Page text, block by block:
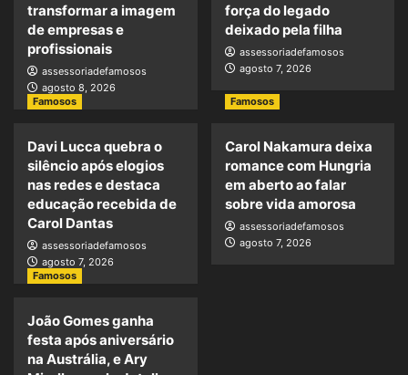
transformar a imagem
de empresas e
profissionais
assessoriadefamosos
agosto 8, 2026
força do legado
deixado pela filha
assessoriadefamosos
agosto 7, 2026
Famosos
Davi Lucca quebra o
silêncio após elogios
nas redes e destaca
educação recebida de
Carol Dantas
assessoriadefamosos
agosto 7, 2026
Famosos
Carol Nakamura deixa
romance com Hungria
em aberto ao falar
sobre vida amorosa
assessoriadefamosos
agosto 7, 2026
Famosos
João Gomes ganha
festa após aniversário
na Austrália, e Ary